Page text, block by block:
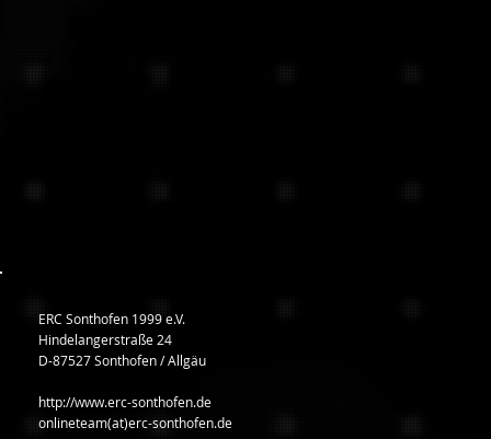
ERC Sonthofen 1999 e.V.
Hindelangerstraße 24
D-87527 Sonthofen / Allgäu
http://www.erc-sonthofen.de
onlineteam(at)erc-sonthofen.de